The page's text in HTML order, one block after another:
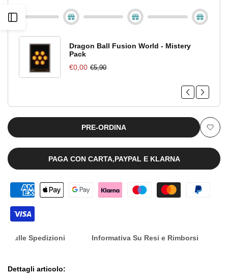
Apri
barra
laterale
Piece
Ichiban
One
Piece
Ichiban
Dragon Ball Fusion World - Mistery
Pack
€0,00 €5,90
PRE-ORDINA
alla
PAGA CON CARTA,PAYPAL E KLARNA
Sulle Spedizioni Informativa Su Resi e Rimborsi
Dettagli articolo: